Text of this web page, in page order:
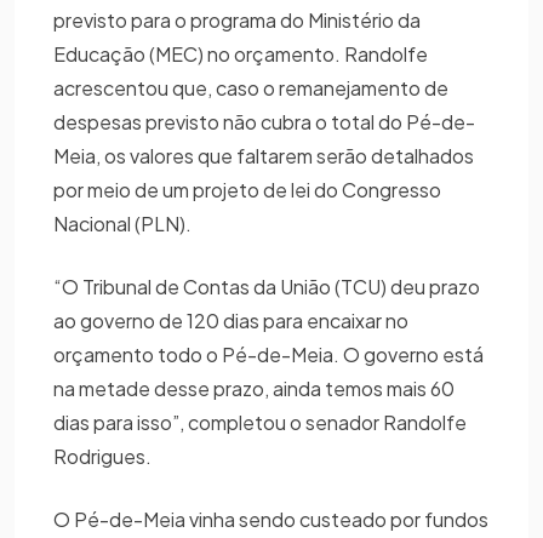
previsto para o programa do Ministério da
Educação (MEC) no orçamento. Randolfe
acrescentou que, caso o remanejamento de
despesas previsto não cubra o total do Pé-de-
Meia, os valores que faltarem serão detalhados
por meio de um projeto de lei do Congresso
Nacional (PLN).
“O Tribunal de Contas da União (TCU) deu prazo
ao governo de 120 dias para encaixar no
orçamento todo o Pé-de-Meia. O governo está
na metade desse prazo, ainda temos mais 60
dias para isso”, completou o senador Randolfe
Rodrigues.
O Pé-de-Meia vinha sendo custeado por fundos